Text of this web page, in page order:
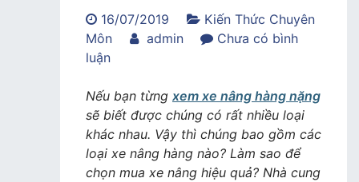
16/07/2019
Kiến Thức Chuyên
Môn
admin
Chưa có bình
luậntrong
xe
nâng
hàng
nặng
để
Nếu bạn từng xem xe nâng hàng nặng
sẽ biết được chúng có rất nhiều loại
khác nhau. Vậy thì chúng bao gồm các
loại xe nâng hàng nào? Làm sao để
chọn mua xe nâng hiệu quả? Nhà cung